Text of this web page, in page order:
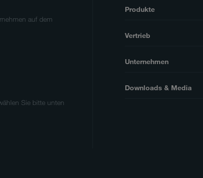
auf dem
Sie bitte unten
Produkte
Vertrieb
Unternehmen
Downloads & Media